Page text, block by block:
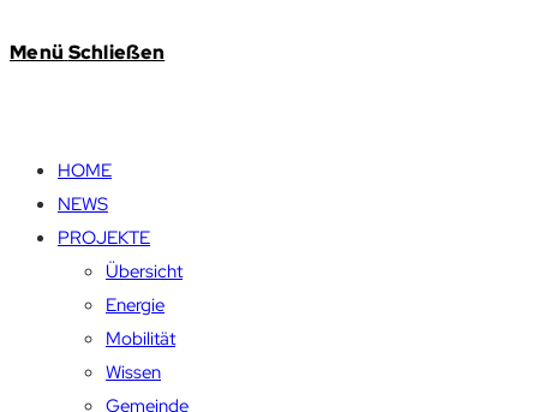
Menü Schließen
HOME
NEWS
PROJEKTE
Übersicht
Energie
Mobilität
Wissen
Gemeinde